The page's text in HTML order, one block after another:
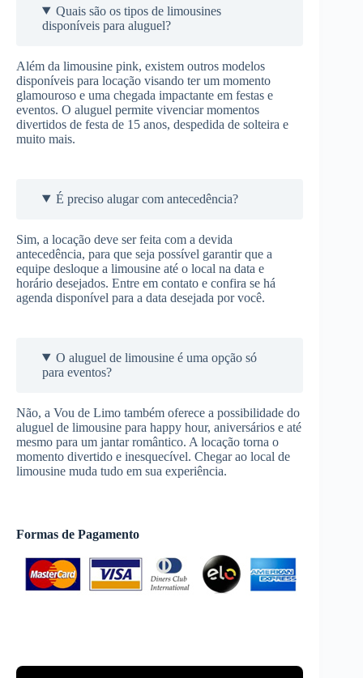
Quais são os tipos de limousines
disponíveis para aluguel?
Além da limousine pink, existem outros modelos
disponíveis para locação visando ter um momento
glamouroso e uma chegada impactante em festas e
eventos. O aluguel permite vivenciar momentos
divertidos de festa de 15 anos, despedida de solteira e
muito mais.
É preciso alugar com antecedência?
Sim, a locação deve ser feita com a devida
antecedência, para que seja possível garantir que a
equipe desloque a limousine até o local na data e
horário desejados. Entre em contato e confira se há
agenda disponível para a data desejada por você.
O aluguel de limousine é uma opção só
para eventos?
Não, a Vou de Limo também oferece a possibilidade do
aluguel de limousine para happy hour, aniversários e até
mesmo para um jantar romântico. A locação torna o
momento divertido e inesquecível. Chegar ao local de
limousine muda tudo em sua experiência.
Formas de Pagamento